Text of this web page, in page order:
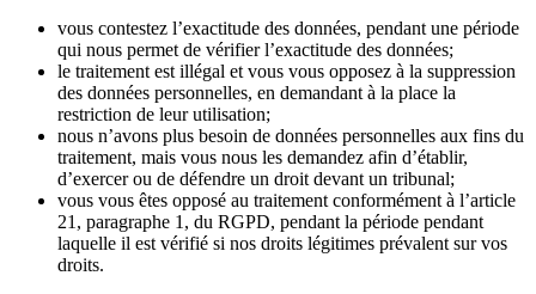
vous contestez l’exactitude des données, pendant une période
qui nous permet de vérifier l’exactitude des données;
le traitement est illégal et vous vous opposez à la suppression
des données personnelles, en demandant à la place la
restriction de leur utilisation;
nous n’avons plus besoin de données personnelles aux fins du
traitement, mais vous nous les demandez afin d’établir,
d’exercer ou de défendre un droit devant un tribunal;
vous vous êtes opposé au traitement conformément à l’article
21, paragraphe 1, du RGPD, pendant la période pendant
laquelle il est vérifié si nos droits légitimes prévalent sur vos
droits.